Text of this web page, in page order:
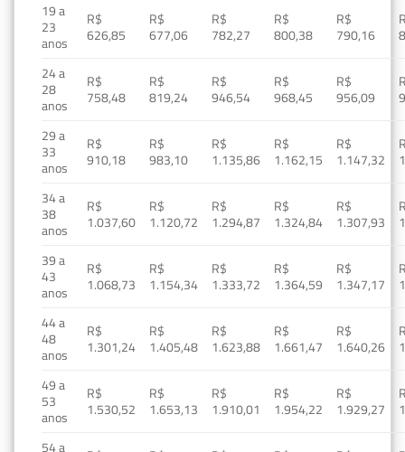
19 a
23
anos
R$
626,85
R$
677,06
R$
782,27
R$
800,38
R$
790,16
24 a
28
anos
R$
758,48
R$
819,24
R$
946,54
R$
968,45
R$
956,09
29 a
33
anos
R$
910,18
R$
983,10
R$
1.135,86
R$
1.162,15
R$
1.147,32
34 a
38
anos
R$
1.037,60
R$
1.120,72
R$
1.294,87
R$
1.324,84
R$
1.307,93
39 a
43
anos
R$
1.068,73
R$
1.154,34
R$
1.333,72
R$
1.364,59
R$
1.347,17
44 a
48
anos
R$
1.301,24
R$
1.405,48
R$
1.623,88
R$
1.661,47
R$
1.640,26
49 a
53
anos
R$
1.530,52
R$
1.653,13
R$
1.910,01
R$
1.954,22
R$
1.929,27
54 a